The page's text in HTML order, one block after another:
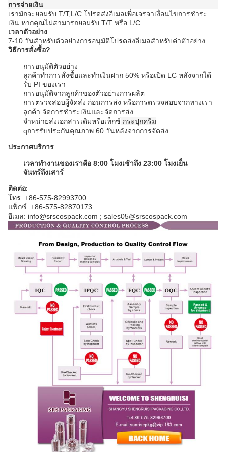
การจ่ายเงิน:
เรามักจะยอมรับ T/T,L/C โปรดส่งอีเมลเพื่อเจรจาเงื่อนไขการชําระ
เงิน หากคุณไม่สามารถยอมรับ T/T หรือ L/C
เวลาตัวอย่าง:
7-10 วันสําหรับตัวอย่างการอนุมัติโปรดส่งอีเมลสําหรับค่าตัวอย่าง
วิธีการสั่งซื้อ?
การอนุมัติตัวอย่าง
ลูกค้าทําการสั่งซื้อและทําเงินฝาก 50% หรือเปิด LC หลังจากได้
รับ PI ของเรา
การอนุมัติจากลูกค้าของตัวอย่างการผลิต
การตรวจสอบผู้จัดส่ง ก่อนการส่ง หรือการตรวจสอบจากทางเรา
ลูกค้า จัดการชําระเงินและจัดการส่ง
จําหน่ายส่งเอกสารเดิมหรือเท็กซ์ กระปุกครีม
qการรับประกันคุณภาพ 60 วันหลังจากการจัดส่ง
ประกาศบริการ
เวลาทํางานของเราคือ 8:00 โมงเช้าถึง 23:00 โมงเย็น
จันทร์ถึงเสาร์
ติดต่อ:
โทร: +86-575-82993700
แฟ็กซ์: +86-575-82870173
อีเมล: info@srscospack.com ; sales05@srscospack.com